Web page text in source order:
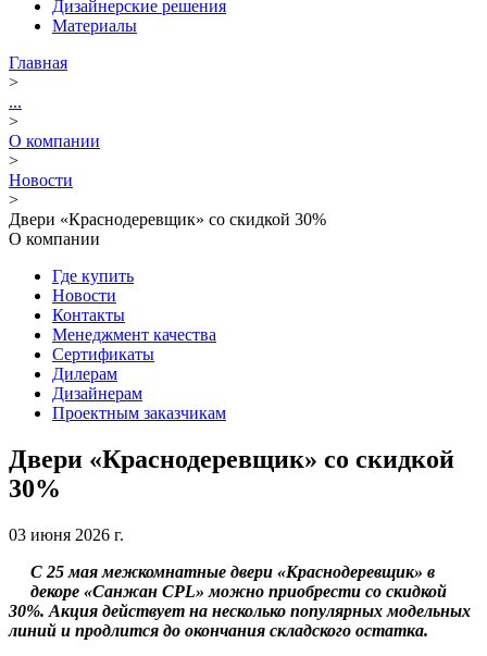
Дизайнерские решения
Материалы
Главная
>
...
>
О компании
>
Новости
>
Двери «Краснодеревщик» со скидкой 30%
О компании
Где купить
Новости
Контакты
Менеджмент качества
Сертификаты
Дилерам
Дизайнерам
Проектным заказчикам
Двери «Краснодеревщик» со скидкой
30%
03 июня 2026 г.
С 25 мая межкомнатные двери «Краснодеревщик» в
декоре «Санжан CPL» можно приобрести со скидкой
30%. Акция действует на несколько популярных модельных
линий и продлится до окончания складского остатка.